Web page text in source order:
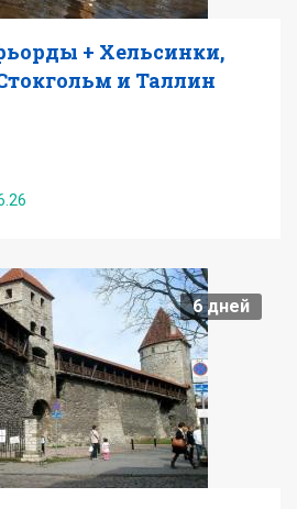
+ Хельсинки,
и Таллин
- Берген - Стокгольм -
по туру
6дней